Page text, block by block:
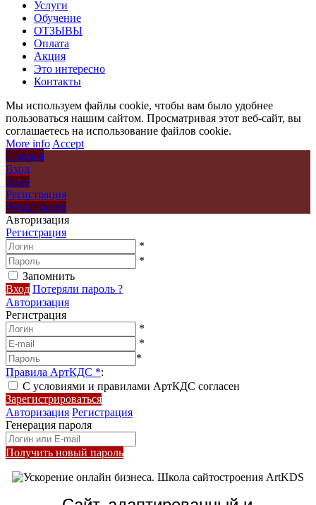
Услуги
Обучение
ОТЗЫВЫ
Оплата
Акция
Это интересно
Контакты
Мы используем файлы cookie, чтобы вам было удобнее
пользоваться нашим сайтом. Просматривая этот веб-сайт, вы
соглашаетесь на использование файлов cookie.
More info Accept
Главная
Вход
Вход
Регистрация
Регистрация
Авторизация
Регистрация
*
*
Запомнить
Вход Потеряли пароль ?
Авторизация
Регистрация
*
*
*
Правила АртКДС *:
С условиями и правилами АртКДС согласен
Зарегистрироваться
Авторизация Регистрация
Генерация пароля
Получить новый пароль